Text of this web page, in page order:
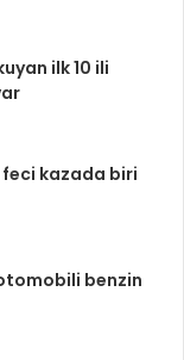
ilk 10 ili
feci kazada biri
benzin